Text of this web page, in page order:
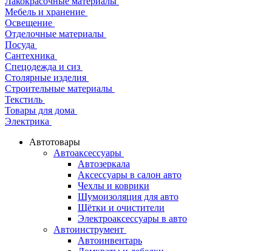
Мебель и хранение
Освещение
Отделочные материалы
Посуда
Сантехника
Спецодежда и сиз
Столярные изделия
Строительные материалы
Текстиль
Товары для дома
Электрика
Автотовары
Автоаксессуары
Автозеркала
Аксессуары в салон авто
Чехлы и коврики
Шумоизоляция для авто
Щётки и очистители
Электроаксессуары в авто
Автоинструмент
Автоинвентарь